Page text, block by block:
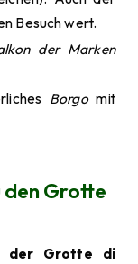
Besuch wert.
der Marken
Borgomit
den Grotte
der Grotte di